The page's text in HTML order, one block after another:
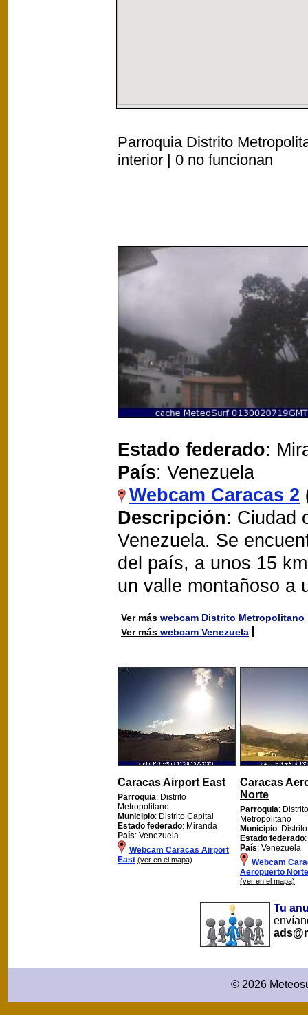
Parroquia Distrito
interior | 0 no funcionan
Estado federado:
País: Venezuela
Webcam Caracas 2
Descripción: Ciudad
Venezuela. Se
del país, a unos 15
un valle montañoso a
Ver más webcam Distrito Metropolitano
Ver más webcam Venezuela
Caracas Airport East
Parroquia: Distrito
Metropolitano
Municipio: Distrito Capital
Estado federado: Miranda
País: Venezuela
Webcam Caracas Airport
East (ver en el mapa)
Caracas
Norte
Parroquia: Distrito
Metropolitano
Municipio:
Estado federado
País: Venezuela
Webcam
Aeropuerto Norte
(ver en el mapa)
Tu
© 2026